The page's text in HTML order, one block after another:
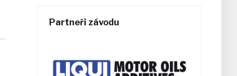
Partneři závodu